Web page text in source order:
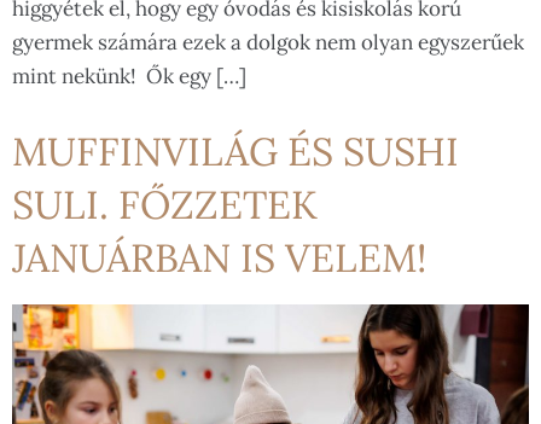
higgyétek el, hogy egy óvodás és kisiskolás korú
gyermek számára ezek a dolgok nem olyan egyszerűek
mint nekünk! Ők egy […]
MUFFINVILÁG ÉS SUSHI
SULI. FŐZZETEK
JANUÁRBAN IS VELEM!